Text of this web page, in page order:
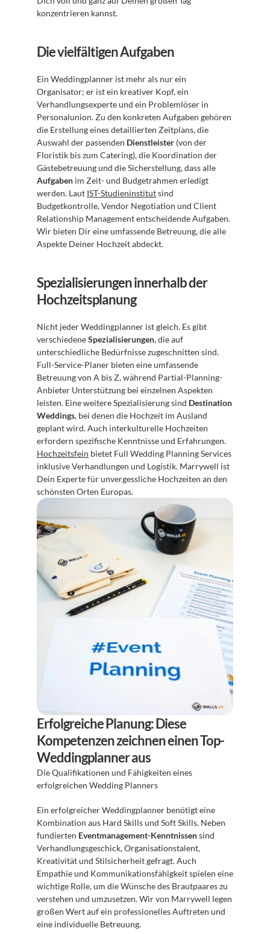
konzentrieren kannst.
Die vielfältigen Aufgaben
Ein Weddingplanner ist mehr als nur ein
Organisator; er ist ein kreativer Kopf, ein
Verhandlungsexperte und ein Problemlöser in
Personalunion. Zu den konkreten Aufgaben gehören
die Erstellung eines detaillierten Zeitplans, die
Auswahl der passenden Dienstleister (von der
Floristik bis zum Catering), die Koordination der
Aufgaben im Zeit- und Budgetrahmen erledigt
werden. Laut IST-Studieninstitut sind
Budgetkontrolle, Vendor Negotiation und Client
Relationship Management entscheidende Aufgaben.
Wir bieten Dir eine umfassende Betreuung, die alle
Aspekte Deiner Hochzeit abdeckt.
Spezialisierungen innerhalb der
Hochzeitsplanung
Nicht jeder Weddingplanner ist gleich. Es gibt
verschiedene Spezialisierungen, die auf
unterschiedliche Bedürfnisse zugeschnitten sind.
Full-Service-Planer bieten eine umfassende
Betreuung von A bis Z, während Partial-Planning-
Anbieter Unterstützung bei einzelnen Aspekten
leisten. Eine weitere Spezialisierung sind Destination
Weddings, bei denen die Hochzeit im Ausland
geplant wird. Auch interkulturelle Hochzeiten
Hochzeitsfein bietet Full Wedding Planning Services
inklusive Verhandlungen und Logistik. Marrywell ist
Dein Experte für unvergessliche Hochzeiten an den
schönsten Orten Europas.
Erfolgreiche Planung: Diese
Kompetenzen zeichnen einen Top-
Weddingplanner aus
Die Qualifikationen und Fähigkeiten eines
erfolgreichen Wedding Planners
Ein erfolgreicher Weddingplanner benötigt eine
Kombination aus Hard Skills und Soft Skills. Neben
fundierten Eventmanagement-Kenntnissen sind
Verhandlungsgeschick, Organisationstalent,
Kreativität und Stilsicherheit gefragt. Auch
Empathie und Kommunikationsfähigkeit spielen eine
wichtige Rolle, um die Wünsche des Brautpaares zu
verstehen und umzusetzen. Wir von Marrywell legen
großen Wert auf ein professionelles Auftreten und
eine individuelle Betreuung.